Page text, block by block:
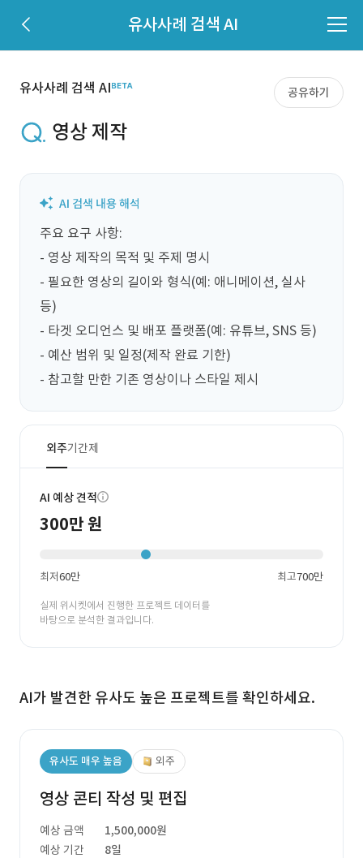
유사사례 검색 AI
유사사례 검색 AI 공유하기
영상 제작
주요 요구 사항:
- 영상 제작의 목적 및 주제 명시
- 필요한 영상의 길이와 형식(예: 애니메이션, 실사
등)
- 타겟 오디언스 및 배포 플랫폼(예: 유튜브, SNS 등)
- 예산 범위 및 일정(제작 완료 기한)
- 참고할 만한 기존 영상이나 스타일 제시
외주기간제
AI 예상 견적
300만 원
최저60만 최고700만
실제 위시켓에서 진행한 프로젝트 데이터를
바탕으로 분석한 결과입니다.
AI가 발견한 유사도 높은 프로젝트를 확인하세요.
유사도 매우 높음 외주
영상 콘티 작성 및 편집
예상 금액
1,500,000원
예상 기간
8일